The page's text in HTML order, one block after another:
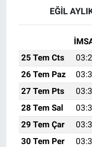
EĞİL
25 Tem Cts
26 Tem Paz
27 Tem Pts
28 Tem Sal
29 Tem Çar
30 Tem Per